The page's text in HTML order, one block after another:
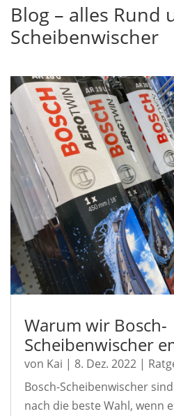
Blog – alles Rund
Scheibenwischer
Warum wir Bosch-
Scheibenwischer
von Kai | 8. Dez. 2022 |
Bosch-Scheibenwischer
nach die beste Wahl, wenn